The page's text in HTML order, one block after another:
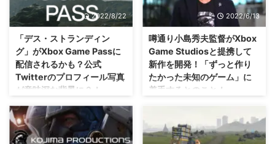
の作品ですよ ...
るかもしれませんな。 ...
て開発している新作 「OD」 が正
式発表されましたな！ Xbox
Game Stadiosさんとの提携を発
表した際、「ずっと作りたかった
未知のゲーム」が開発できると言
っていましたが、この「OD」と
いう作品は、 クラウド技術 を活
用した全く新しいゲームとなるそ
うです。 ちなみに、「P.T.」っぽ
い扉が出てきていましたが・・・
ジャンルはホラ ...
いるコジマプロダクションの最新
作 「デス・ストランディング2」
ザー動画も公開されましたが、い
つも通り(？)、この中にもゲーム
に関係するヒントが色々と隠され
ているみたいですぜ？ 「デス・
表・・・相変わらず意味深な雰囲
気が満載 さて、ノーマン・リー
ダスさんが口を滑らせたことで、
開発されていると噂されていた
2022/8/22
「デス・ストランディン
グ」がXbox Game Passに
配信されるかも？公式
Twitterのプロフィール写真
が意味深な背景に？！
※追記 2022年8月23日・・・PC
Game Passだけに「デス・スト
ランディング」が配信される事が
正式発表されましたな(・∀・) 残
2022/6/13
噂通り小島秀夫監督がXbox
Game Studiosと提携して
新作を開発！「ずっと作り
たかった未知のゲーム」に
着手するとのこと！
年初に話をしていた新作2本の
「小規模だけれどもトンがったタ
イトル」ってこれのことだった
り？ 以前より噂にもなっていま